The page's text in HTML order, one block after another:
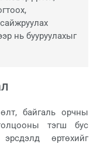
нь бууруулахыг
байгаль орчны
тэгш бус
өртөхийг